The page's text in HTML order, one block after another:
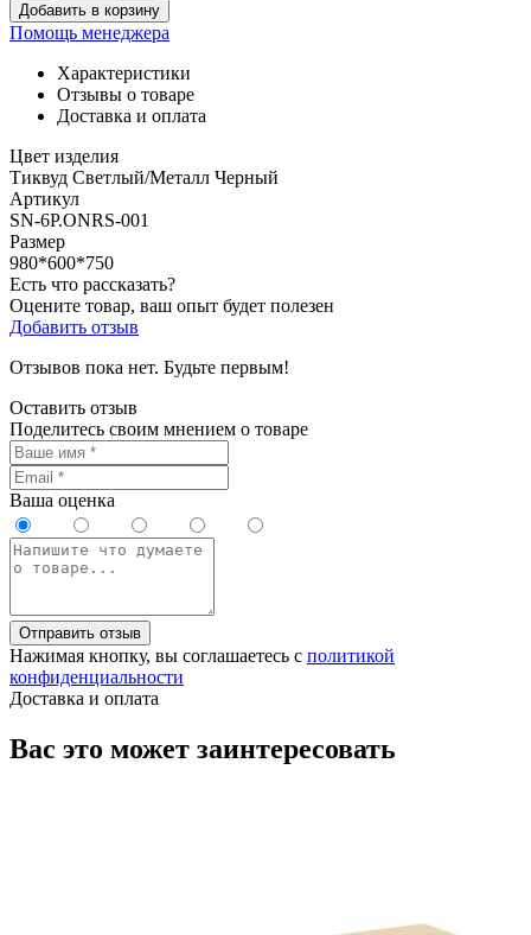
Добавить в корзину
Помощь менеджера
Характеристики
Отзывы о товаре
Доставка и оплата
Цвет изделия
Тиквуд Светлый/Металл Черный
Артикул
SN-6P.ONRS-001
Размер
980*600*750
Есть что рассказать?
Оцените товар, ваш опыт будет полезен
Добавить отзыв
Отзывов пока нет. Будьте первым!
Оставить отзыв
Поделитесь своим мнением о товаре
Ваша оценка
Отправить отзыв
Нажимая кнопку, вы соглашаетесь с политикой
конфиденциальности
Доставка и оплата
Вас это может заинтересовать